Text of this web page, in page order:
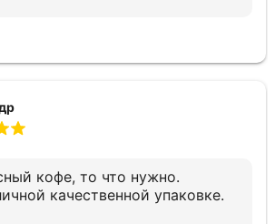
кофе, то что нужно.
качественной упаковке.